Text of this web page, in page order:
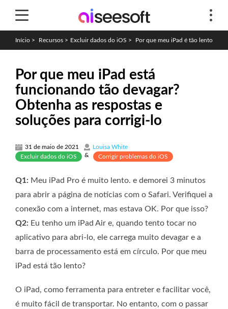
Início > Recursos > Excluir dados do iOS > Por que meu iPad é tão lento
Por que meu iPad está
funcionando tão devagar?
Obtenha as respostas e
soluções para corrigi-lo
31 de maio de 2021
Louisa White
Excluir dados do iOS
& Corrigir problemas do iOS
Q1: Meu iPad Pro é muito lento. e demorei 3 minutos
para abrir a página de notícias com o Safari. Verifiquei a
conexão com a internet, mas estava OK. Por que isso?
Q2: Eu tenho um iPad Air e, quando tento tocar no
aplicativo para abri-lo, ele carrega muito devagar e a
barra de processamento está em círculo. Por que meu
iPad está tão lento?
O iPad, como ferramenta para entreter e facilitar você,
é muito fácil de transportar. No entanto, com o passar